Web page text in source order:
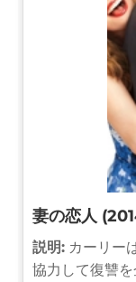
妻の恋人
説明: カーリー
協力して復讐